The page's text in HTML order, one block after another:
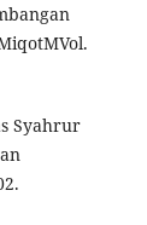
Syahrur